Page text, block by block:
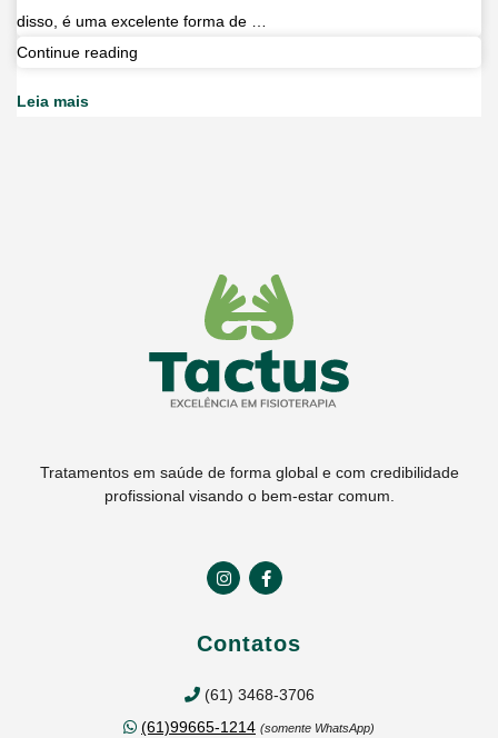
disso, é uma excelente forma de …
Continue reading
Leia mais
Tratamentos em saúde de forma global e com credibilidade
profissional visando o bem-estar comum.
Contatos
(61) 3468-3706
(61)99665-1214 (somente WhatsApp)